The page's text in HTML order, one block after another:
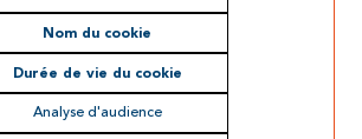
Nom du cookie
Durée de vie du cookie
Analyse d'audience